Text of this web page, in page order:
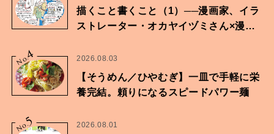
描くこと書くこと（1）──漫画家、イラ
ストレーター・オカヤイヅミさん×漫画
No.
4 2026.08.03
【そうめん／ひやむぎ】一皿で手軽に栄
養完結。頼りになるスピードパワー麺
No.5 2026.08.01